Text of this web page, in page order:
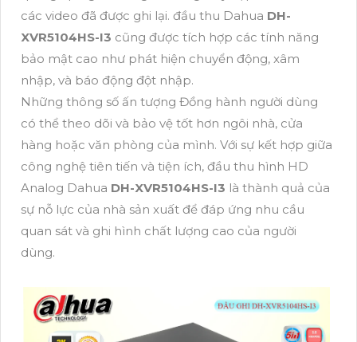
các video đã được ghi lại. đầu thu Dahua DH-
XVR5104HS-I3 cũng được tích hợp các tính năng
bảo mật cao như phát hiện chuyển động, xâm
nhập, và báo động đột nhập.
Những thông số ấn tượng Đồng hành người dùng
có thể theo dõi và bảo vệ tốt hơn ngôi nhà, cửa
hàng hoặc văn phòng của mình. Với sự kết hợp giữa
công nghệ tiên tiến và tiện ích, đầu thu hình HD
Analog Dahua DH-XVR5104HS-I3 là thành quả của
sự nỗ lực của nhà sản xuất để đáp ứng nhu cầu
quan sát và ghi hình chất lượng cao của người
dùng.